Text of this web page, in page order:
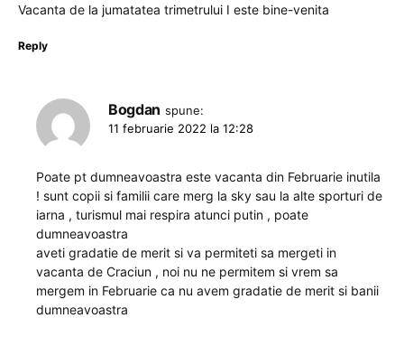
Vacanta de la jumatatea trimetrului I este bine-venita
Reply
Bogdan spune:
11 februarie 2022 la 12:28
Poate pt dumneavoastra este vacanta din Februarie inutila
! sunt copii si familii care merg la sky sau la alte sporturi de
iarna , turismul mai respira atunci putin , poate
dumneavoastra
aveti gradatie de merit si va permiteti sa mergeti in
vacanta de Craciun , noi nu ne permitem si vrem sa
mergem in Februarie ca nu avem gradatie de merit si banii
dumneavoastra